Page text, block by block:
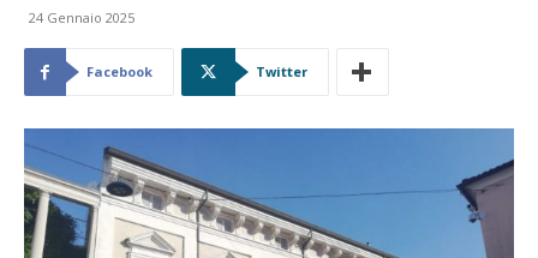
24 Gennaio 2025
Facebook Twitter